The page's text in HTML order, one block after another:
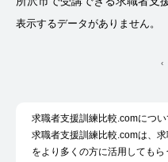
表示するデータがありません。
‹
求職者支援訓練比較.comについ
求職者支援訓練比較.comは、
をより多くの方に活用しても